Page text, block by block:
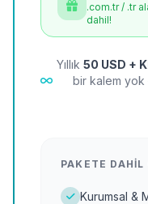
.com.tr / .tr
dahil!
Yıllık 50 USD +
bir kalem yok
PAKETE DAHIL
Kurumsal &